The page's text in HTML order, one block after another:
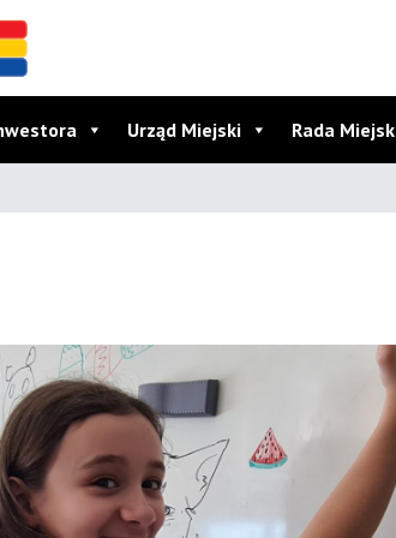
Urząd Miejski Rada